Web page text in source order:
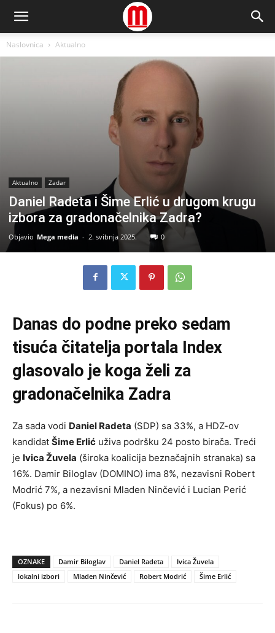
Naslovnica Aktualno
Aktualno Zadar
Daniel Radeta i Šime Erlić u drugom krugu
izbora za gradonačelnika Zadra?
Objavio Mega media - 2. svibnja 2025. 0
Danas do podne preko sedam
tisuća čitatelja portala Index
glasovalo je koga želi za
gradonačelnika Zadra
Za sada vodi Daniel Radeta (SDP) sa 33%, a HDZ-ov
kandidat Šime Erlić uživa podršku 24 posto birača. Treći
je Ivica Žuvela (široka koalicija beznačajnih stranaka) sa
16%. Damir Biloglav (DOMINO) ima 8%, nezavisni Robert
Modrić 7%, a nezavisni Mladen Ninčević i Lucian Perić
(Fokus) po 6%.
OZNAKE Damir Biloglav Daniel Radeta
Ivica Žuvela
lokalni izbori
Mladen Ninčević Robert Modrić Šime Erlić